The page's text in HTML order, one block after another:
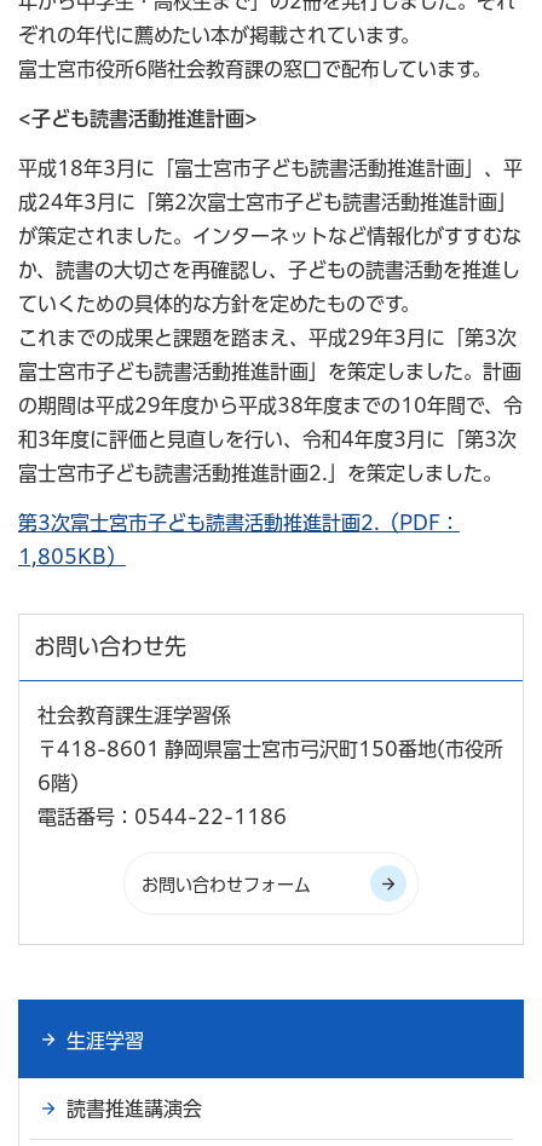
ぞれの年代に薦めたい本が掲載されています。
富士宮市役所6階社会教育課の窓口で配布しています。
<子ども読書活動推進計画>
平成18年3月に「富士宮市子ども読書活動推進計画」、平
成24年3月に「第2次富士宮市子ども読書活動推進計画」
が策定されました。インターネットなど情報化がすすむな
か、読書の大切さを再確認し、子どもの読書活動を推進し
ていくための具体的な方針を定めたものです。
これまでの成果と課題を踏まえ、平成29年3月に「第3次
富士宮市子ども読書活動推進計画」を策定しました。計画
の期間は平成29年度から平成38年度までの10年間で、令
和3年度に評価と見直しを行い、令和4年度3月に「第3次
富士宮市子ども読書活動推進計画2.」を策定しました。
第3次富士宮市子ども読書活動推進計画2.（PDF：
1,805KB）
お問い合わせ先
社会教育課生涯学習係
〒418-8601 静岡県富士宮市弓沢町150番地(市役所
6階)
電話番号：0544-22-1186
生涯学習
読書推進講演会